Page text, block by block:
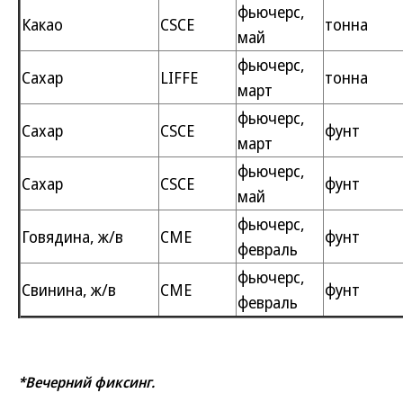
Какао CSCE
фьючерс,
май
тонна
Сахар LIFFE
фьючерс,
март
тонна
Сахар CSCE
фьючерс,
март
фунт
Сахар CSCE
фьючерс,
май
фунт
Говядина, ж/в CME
фьючерс,
февраль
фунт
Свинина, ж/в CME
фьючерс,
февраль
фунт
*Вечерний фиксинг.